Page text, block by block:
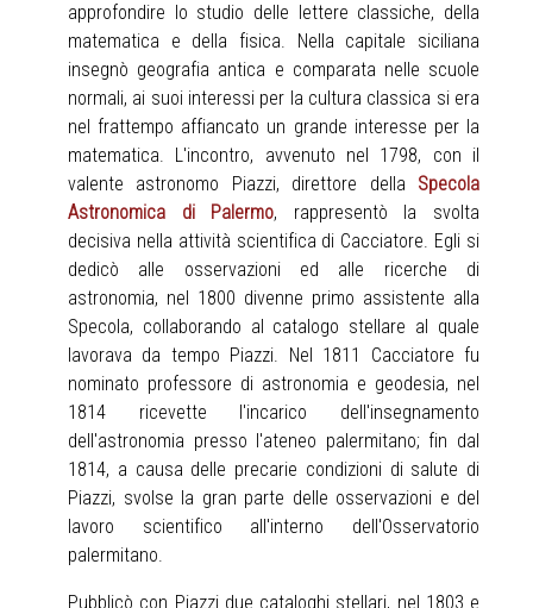
approfondire lo studio delle lettere classiche, della
matematica e della fisica. Nella capitale siciliana
insegnò geografia antica e comparata nelle scuole
normali, ai suoi interessi per la cultura classica si era
nel frattempo affiancato un grande interesse per la
matematica. L'incontro, avvenuto nel 1798, con il
valente astronomo Piazzi, direttore della Specola
Astronomica di Palermo, rappresentò la svolta
decisiva nella attività scientifica di Cacciatore. Egli si
dedicò alle osservazioni ed alle ricerche di
astronomia, nel 1800 divenne primo assistente alla
Specola, collaborando al catalogo stellare al quale
lavorava da tempo Piazzi. Nel 1811 Cacciatore fu
nominato professore di astronomia e geodesia, nel
1814 ricevette l'incarico dell'insegnamento
dell'astronomia presso l'ateneo palermitano; fin dal
1814, a causa delle precarie condizioni di salute di
Piazzi, svolse la gran parte delle osservazioni e del
lavoro scientifico all'interno dell'Osservatorio
palermitano.
Pubblicò con Piazzi due cataloghi stellari, nel 1803 e